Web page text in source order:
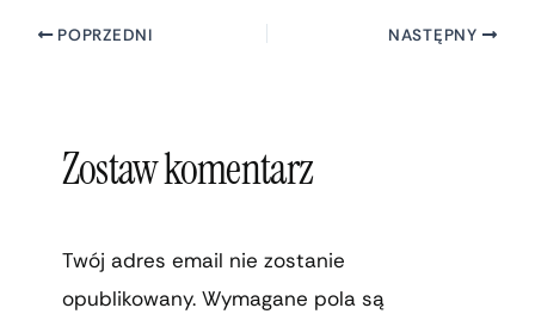
POPRZEDNI NASTĘPNY
Zostaw komentarz
Twój adres email nie zostanie
opublikowany. Wymagane pola są